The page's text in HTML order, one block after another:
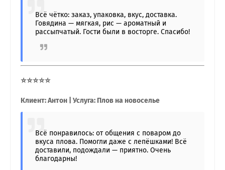
Всё чётко: заказ, упаковка, вкус, доставка.
Говядина — мягкая, рис — ароматный и
рассыпчатый. Гости были в восторге. Спасибо!
⭐⭐⭐⭐⭐
Клиент: Антон | Услуга: Плов на новоселье
Всё понравилось: от общения с поваром до
вкуса плова. Помогли даже с лепёшками! Всё
доставили, подождали — приятно. Очень
благодарны!